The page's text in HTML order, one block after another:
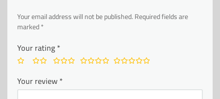
Your email address will not be published.Required fields are
marked*
Your rating*
Your review*